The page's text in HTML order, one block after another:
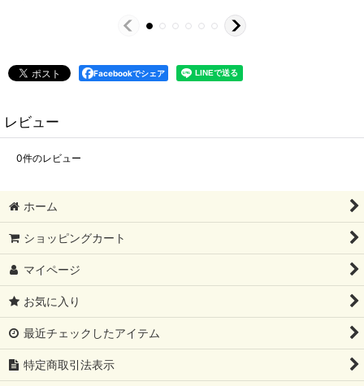
Facebookでシェア
レビュー
0件のレビュー
ホーム
ショッピングカート
マイページ
お気に入り
最近チェックしたアイテム
特定商取引法表示